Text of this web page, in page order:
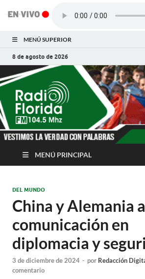
MENÚ SUPERIOR
8 de agosto de 2026
Radio
Cuba
Noticias y
MENÚ PRINCIPAL
DEL MUNDO
China y Alemania
comunicación en
diplomacia y
3 de diciembre de 2024 - por Redacción
comentario